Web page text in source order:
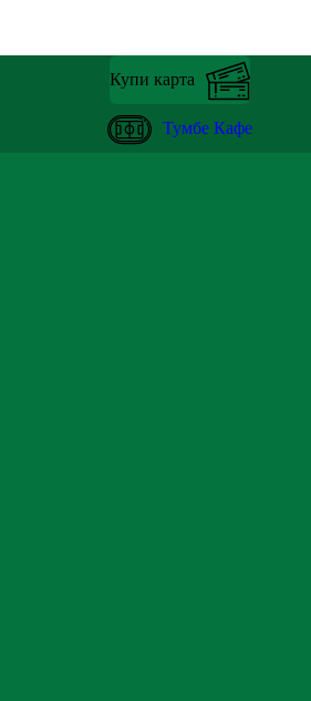
Купи карта
Тумбе Кафе